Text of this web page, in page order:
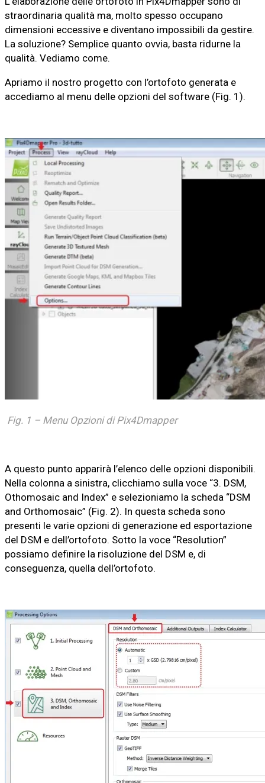
straordinaria qualità ma, molto spesso occupano
dimensioni eccessive e diventano impossibili da gestire.
La soluzione? Semplice quanto ovvia, basta ridurne la
qualità. Vediamo come.
Apriamo il nostro progetto con l’ortofoto generata e
accediamo al menu delle opzioni del software (Fig. 1).
Fig. 1 – Menu Opzioni di Pix4Dmapper
A questo punto apparirà l’elenco delle opzioni disponibili.
Nella colonna a sinistra, clicchiamo sulla voce “3. DSM,
Othomosaic and Index” e selezioniamo la scheda “DSM
and Orthomosaic” (Fig. 2). In questa scheda sono
presenti le varie opzioni di generazione ed esportazione
del DSM e dell’ortofoto. Sotto la voce “Resolution”
possiamo definire la risoluzione del DSM e, di
conseguenza, quella dell’ortofoto.